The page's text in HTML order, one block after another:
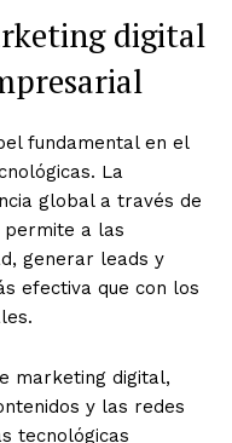
digital
fundamental en el
La
global a través de
a las
generar leads y
efectiva que con los
marketing digital,
y las redes
tecnológicas